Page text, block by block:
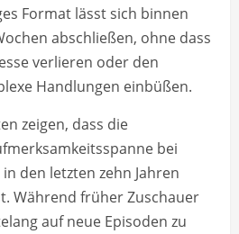
Format lässt sich binnen
abschließen, ohne dass
verlieren oder den
Handlungen einbüßen.
zeigen, dass die
bei
den letzten zehn Jahren
Während früher Zuschauer
auf neue Episoden zu